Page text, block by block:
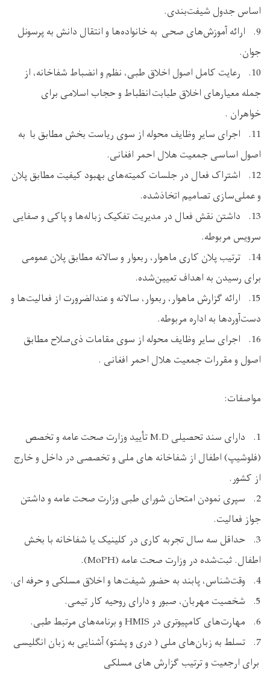
اساس جدول شیفت‌بندی.
9. ارائه آموزش‌های صحی به خانواده‌ها و انتقال دانش به پرسونل
جوان.
10. رعایت کامل اصول اخلاق طبی، نظم و انضباط شفاخانه، از
جمله معیارهای اخلاق طبابت انظباط و حجاب اسلامی برای
خواهران .
11. اجرای سایر وظایف محوله از سوی ریاست بخش مطابق با به
اصول اساسی جمعیت هلال احمر افغانی.
12. اشتراک فعال در جلسات کمیته‌های بهبود کیفیت مطابق پلان
و عملی‌سازی تصامیم اتخاذشده.
13. داشتن نقش فعال در مدیریت تفکیک زباله‌ها و پاکی و صفایی
سرویس مربوطه.
14. ترتیب پلان کاری ماهوار، ربعوار و سالانه مطابق پلان عمومی
برای رسیدن به اهداف تعیین‌شده.
15. ارائه گزارش ماهوار، ربعوار، سالانه و عندالضرورت از فعالیت‌ها و
دست‌آوردها به اداره مربوطه.
16. اجرای سایر وظایف محوله از سوی مقامات ذی‌صلاح مطابق
اصول و مقررات جمعیت هلال احمر افغانی .
مواصفات:
1. دارای سند تحصیلی M.D تأیید وزارت صحت عامه و تخصص
(فلوشیپ) اطفال از شفاخانه های ملی و تخصصی در داخل و خارج
از کشور.
2. سپری نمودن امتحان شورای طبی وزارت صحت عامه و داشتن
جواز فعالیت.
3. حداقل سه سال تجربه کاری در کلینیک یا شفاخانه با بخش
اطفال. ثبت‌شده در وزارت صحت عامه (MoPH).
4. وقت‌شناس، پابند به حضور شیفت‌ها و اخلاق مسلکی و حرفه‌ ای.
5. شخصیت مهربان، صبور و دارای روحیه کار تیمی.
6. مهارت‌های کامپیوتری در HMIS و برنامه‌های مرتبط طبی.
7. تسلط به زبان‌های ملی ( دری و پشتو) آشنایی به زبان انگلیسی
برای ارجعیت و ترتیب گزارش های مسلکی